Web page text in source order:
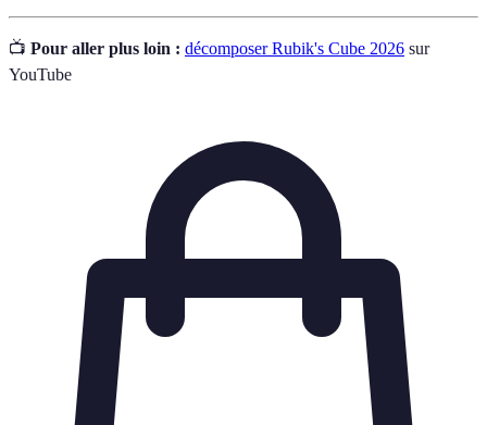
📺 Pour aller plus loin : décomposer Rubik's Cube 2026 sur
YouTube